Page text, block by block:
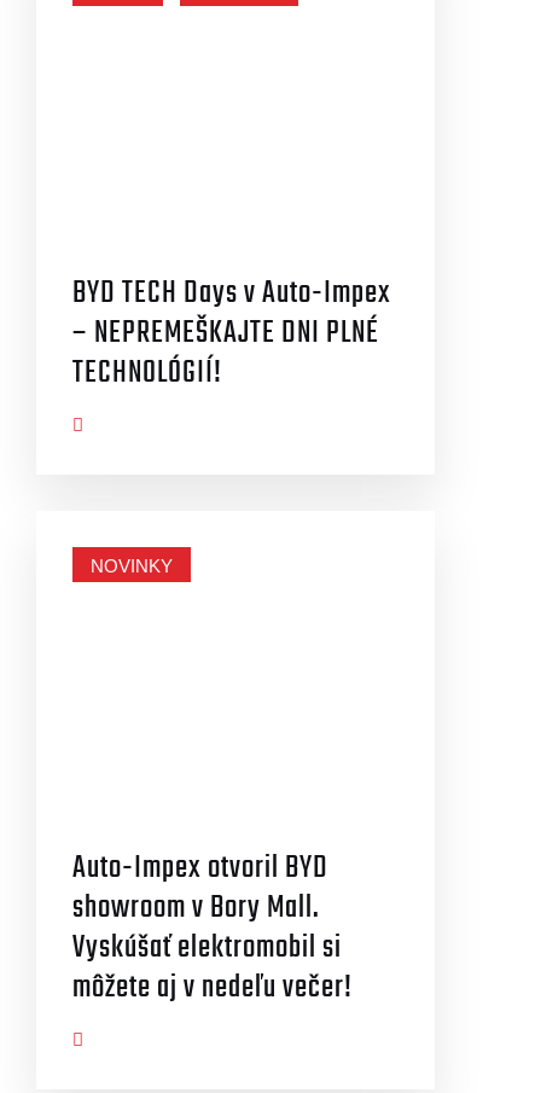
BYD TECH Days v Auto-Impex
– NEPREMEŠKAJTE DNI PLNÉ
TECHNOLÓGIÍ!
NOVINKY
Auto-Impex otvoril BYD
showroom v Bory Mall.
Vyskúšať elektromobil si
môžete aj v nedeľu večer!